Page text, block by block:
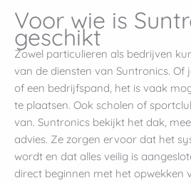
Voor wie is
geschikt
Zowel particulieren als bedrijven
van de diensten van Suntronics. Of
of een bedrijfspand, het is vaak
te plaatsen. Ook scholen of
van. Suntronics bekijkt het dak,
advies. Ze zorgen ervoor dat het
wordt en dat alles veilig is
direct beginnen met het opwekken